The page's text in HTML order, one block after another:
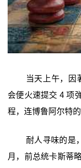
当天上午，因
会便火速提交 4 项
程，连博鲁阿尔特
耐人寻味的是
月，前总统卡斯蒂